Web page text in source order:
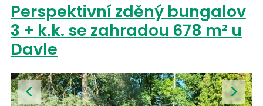
Perspektivní zděný bungalov
3 + k.k. se zahradou 678 m² u
Davle
< >